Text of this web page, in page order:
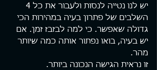
השלבים של פתרון בעיה במהירות הכי
גדולה שאפשר. כי למה לבזבז זמן. אם
יש בעיה, בואו נפתור אותה כמה שיותר
מהר.
זו נראית הגישה הנכונה ביותר.